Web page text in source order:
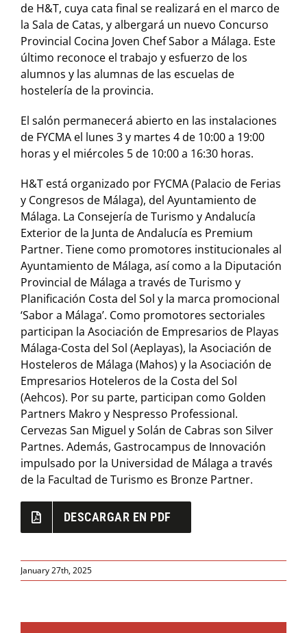
de H&T, cuya cata final se realizará en el marco de
la Sala de Catas, y albergará un nuevo Concurso
Provincial Cocina Joven Chef Sabor a Málaga. Este
último reconoce el trabajo y esfuerzo de los
alumnos y las alumnas de las escuelas de
hostelería de la provincia.
El salón permanecerá abierto en las instalaciones
de FYCMA el lunes 3 y martes 4 de 10:00 a 19:00
horas y el miércoles 5 de 10:00 a 16:30 horas.
H&T está organizado por FYCMA (Palacio de Ferias
y Congresos de Málaga), del Ayuntamiento de
Málaga. La Consejería de Turismo y Andalucía
Exterior de la Junta de Andalucía es Premium
Partner. Tiene como promotores institucionales al
Ayuntamiento de Málaga, así como a la Diputación
Provincial de Málaga a través de Turismo y
Planificación Costa del Sol y la marca promocional
‘Sabor a Málaga’. Como promotores sectoriales
participan la Asociación de Empresarios de Playas
Málaga-Costa del Sol (Aeplayas), la Asociación de
Hosteleros de Málaga (Mahos) y la Asociación de
Empresarios Hoteleros de la Costa del Sol
(Aehcos). Por su parte, participan como Golden
Partners Makro y Nespresso Professional.
Cervezas San Miguel y Solán de Cabras son Silver
Partnes. Además, Gastrocampus de Innovación
impulsado por la Universidad de Málaga a través
de la Facultad de Turismo es Bronze Partner.
DESCARGAR EN PDF
January 27th, 2025